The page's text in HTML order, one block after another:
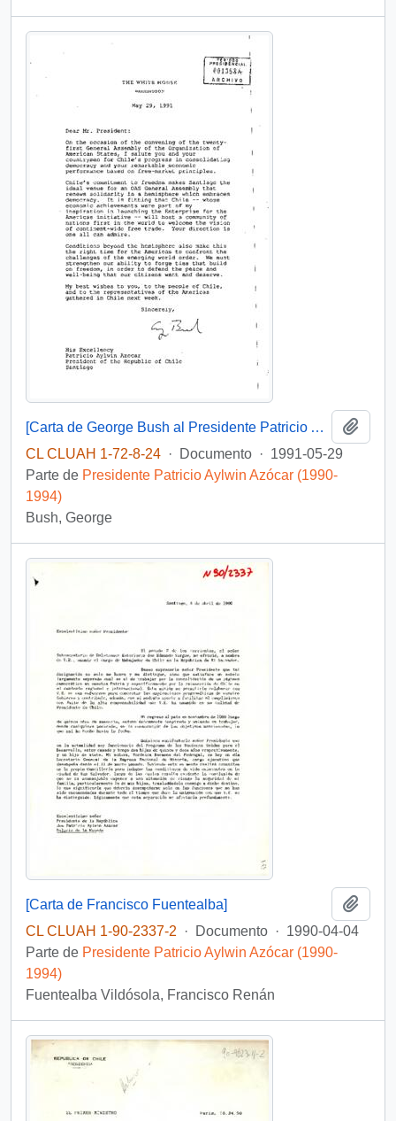
[Carta de George Bush al Presidente Patricio Aylwin Azócar]
CL CLUAH 1-72-8-24 · Documento · 1991-05-29
Parte de Presidente Patricio Aylwin Azócar (1990-
1994)
Bush, George
[Carta de Francisco Fuentealba]
CL CLUAH 1-90-2337-2
· Documento · 1990-04-04
Parte de Presidente Patricio Aylwin Azócar (1990-
1994)
Fuentealba Vildósola, Francisco Renán